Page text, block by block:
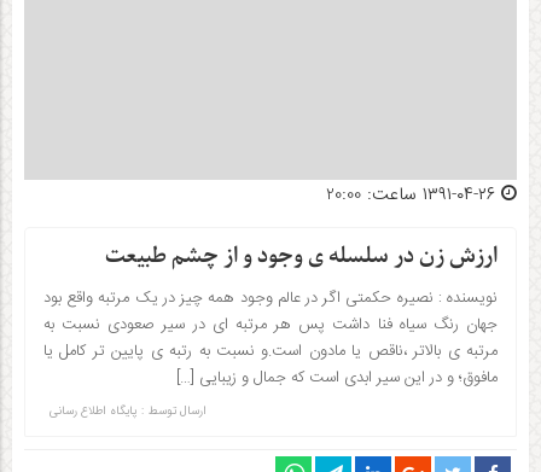
ارزش زن در سلسله ی وجود و از چشم طبیعت
نویسنده : نصیره حکمتی اگر در عالم وجود همه چیز در یک مرتبه واقع بود
جهان رنگ سیاه فنا داشت پس هر مرتبه ای در سیر صعودی نسبت به
مرتبه ی بالاتر ،ناقص یا مادون است.و نسبت به رتبه ی پایین تر کامل یا
مافوق؛ و در این سیر ابدی است که جمال و زیبایی […]
ارسال توسط : پایگاه اطلاع رسانی